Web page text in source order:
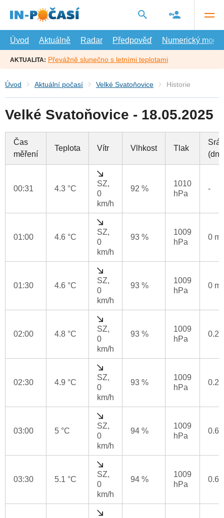
hlavní
Úvod
Aktuálně Radar Předpověď Numerický model
AKTUALITA: Převážně slunečno s letními teplotami
Úvod Aktuální počasí Velké Svatoňovice Historie
Velké Svatoňovice - 18.05.2025
Čas
měření
Teplota Vítr Vlhkost Tlak
00:31 4.3 °C
SZ,
0
km/h
92 %
1010
hPa
-
01:00 4.6 °C
SZ,
0
km/h
93 %
1009
hPa
0
01:30 4.6 °C
SZ,
0
km/h
93 %
1009
hPa
0
02:00 4.8 °C
SZ,
0
km/h
93 %
1009
hPa
0.2
02:30 4.9 °C
SZ,
0
km/h
93 %
1009
hPa
0.2
03:00 5 °C
SZ,
0
km/h
94 %
1009
hPa
0.6
03:30 5.1 °C
SZ,
0
km/h
94 %
1009
hPa
0.6